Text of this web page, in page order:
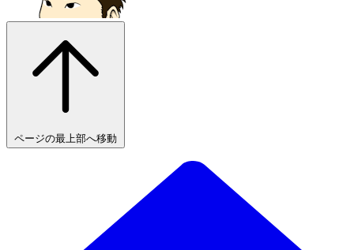
ページの最上部へ移動